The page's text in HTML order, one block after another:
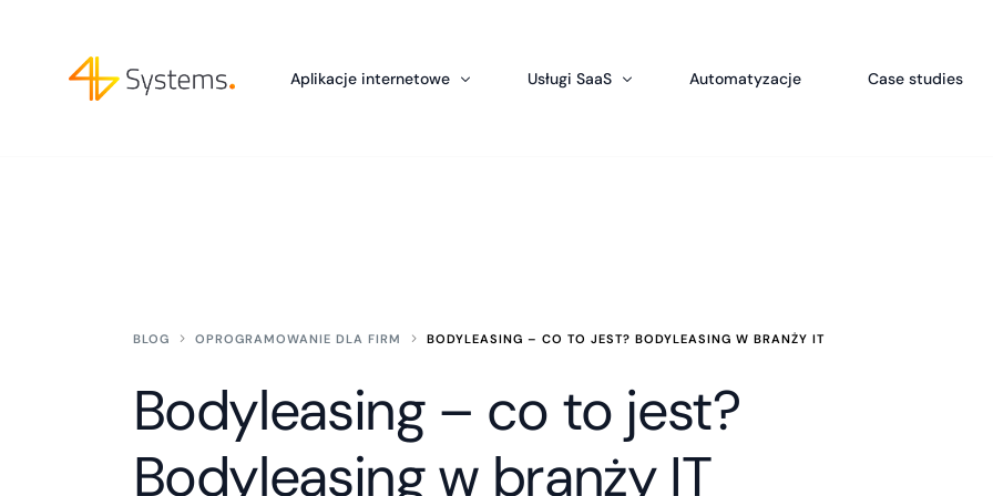
Aplikacje internetowe Usługi SaaS
SolarCRM – System dla fotowoltaiki
Automatyzacje Case studies
BLOG OPROGRAMOWANIE DLA FIRM BODYLEASING – CO TO JEST? BODYLEASING W BRANŻY IT
Bodyleasing – co to jest?
Bodyleasing w branży IT